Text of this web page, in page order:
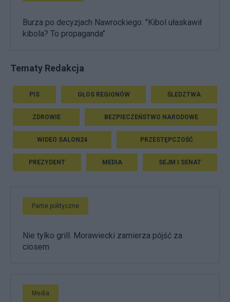
Burza po decyzjach Nawrockiego. "Kibol ułaskawił
kibola? To propaganda"
Tematy Redakcja
PIS GŁOS REGIONÓW ŚLEDZTWA
ZDROWIE BEZPIECZEŃSTWO NARODOWE
WIDEO SALON24 PRZESTĘPCZOŚĆ
PREZYDENT MEDIA SEJM I SENAT
Partie polityczne
Nie tylko grill. Morawiecki zamierza pójść za
ciosem
Media